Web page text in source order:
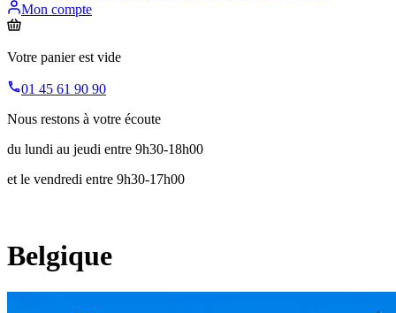
Mon compte
Votre panier est vide
01 45 61 90 90
Nous restons à votre écoute
du lundi au jeudi entre 9h30-18h00
et le vendredi entre 9h30-17h00
Belgique